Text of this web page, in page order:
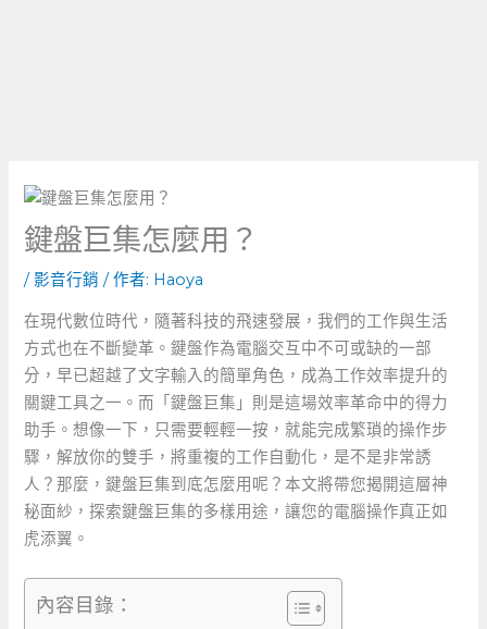
鍵盤巨集怎麼用？
/影音行銷 / 作者: Haoya
在現代數位時代，隨著科技的飛速發展，我們的工作與生活
方式也在不斷變革。鍵盤作為電腦交互中不可或缺的一部
分，早已超越了文字輸入的簡單角色，成為工作效率提升的
關鍵工具之一。而「鍵盤巨集」則是這場效率革命中的得力
助手。想像一下，只需要輕輕一按，就能完成繁瑣的操作步
驟，解放你的雙手，將重複的工作自動化，是不是非常誘
人？那麼，鍵盤巨集到底怎麼用呢？本文將帶您揭開這層神
秘面紗，探索鍵盤巨集的多樣用途，讓您的電腦操作真正如
虎添翼。
內容目錄：